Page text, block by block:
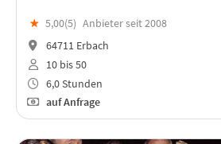
★ 5,00(5) Anbieter seit 2008
64711 Erbach
10 bis 50
6,0 Stunden
auf Anfrage